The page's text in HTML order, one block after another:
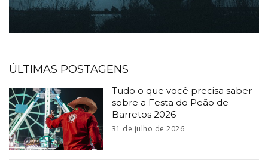
ÚLTIMAS POSTAGENS
Tudo o que você precisa saber
sobre a Festa do Peão de
Barretos 2026
31 de julho de 2026